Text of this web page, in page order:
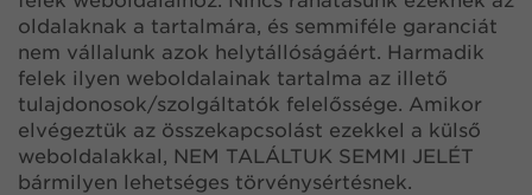
oldalaknak a tartalmára, és semmiféle garanciát
nem vállalunk azok helytállóságáért. Harmadik
felek ilyen weboldalainak tartalma az illető
tulajdonosok/szolgáltatók felelőssége. Amikor
elvégeztük az összekapcsolást ezekkel a külső
weboldalakkal, NEM TALÁLTUK SEMMI JELÉT
bármilyen lehetséges törvénysértésnek.